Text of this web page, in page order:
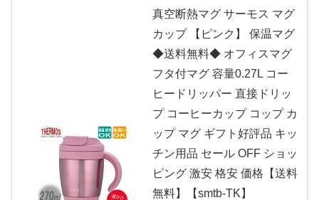
真空断熱マグ サーモス マグ
カップ 【ピンク】 保温マグ
◆送料無料◆ オフィスマグ
フタ付マグ 容量0.27L コー
ヒードリッパー 直接ドリッ
プ コーヒーカップ コップ カ
ップ マグ ギフト好評品 キッ
チン用品 セール OFF ショッ
ピング 激安 格安 価格【送料
無料】【smtb-TK】